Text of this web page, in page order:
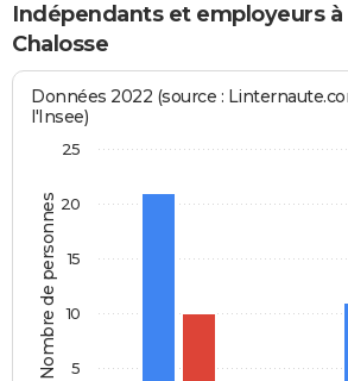
Indépendants et employeurs à
Chalosse
Nombre de personnes
Données 2022 (source :
l'Insee)
5
10
15
20
25